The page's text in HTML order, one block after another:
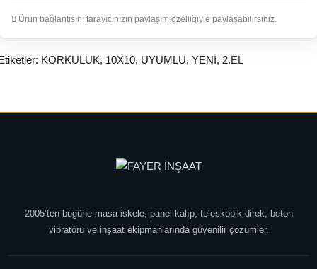
Ürün bağlantısını tarayıcınızın paylaşım özelliğiyle paylaşabilirsiniz.
KORKULUK, 10X10, UYUMLU, YENİ, 2.EL
2005’ten bugüne masa iskele, panel kalıp, teleskobik direk, beton
vibratörü ve inşaat ekipmanlarında güvenilir çözümler.